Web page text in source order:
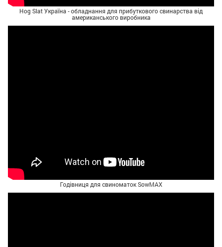
Hog Slat Україна - обладнання для прибуткового свинарства від
американського виробника
Годівниця для свиноматок SowMAX